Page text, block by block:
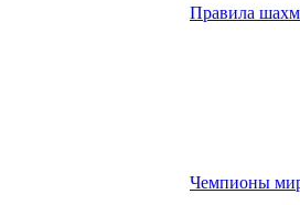
Правила
Чемпионы